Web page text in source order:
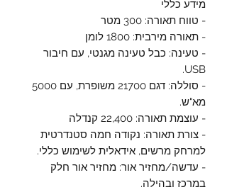
מידע כללי
- טווח תאורה: 300 מטר
- תאורה מירבית: 1800 לומן
- טעינה: כבל טעינה מגנטי, עם חיבור
USB.
- סוללה: דגם 21700 משופרת, עם 5000
מא"ש.
- עוצמת תאורה: 22,400 קנדלה
- צורת תאורה: נקודה חמה סטנדרטית
למרחק מרשים, אידאלית לשימוש כללי.
- עדשה/מחזיר אור: מחזיר אור חלק
במרכז ובהילה.